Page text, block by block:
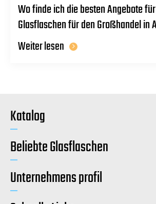
Wo finde ich die besten Angebote
Glasflaschen für den Großhandel in
Weiter lesen
Katalog
Beliebte Glasflaschen
Unternehmens profil